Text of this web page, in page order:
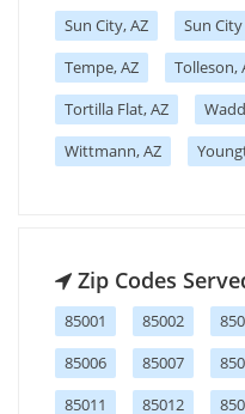
Sun City, AZ
Sun
Tempe, AZ
Tolleson,
Tortilla Flat, AZ
Wittmann, AZ
Zip Codes
85001 85002
85006
85007
85011
85012